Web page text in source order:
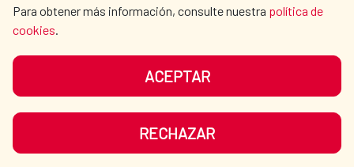
Para obtener más información, consulte nuestra política de
cookies.
ACEPTAR
RECHAZAR
DATA PROTECTION
SITEMAP